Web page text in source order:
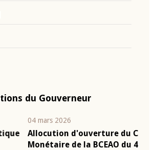
du Gouverneur
du Comité de Politique
BCEAO du 4 mars 2026,